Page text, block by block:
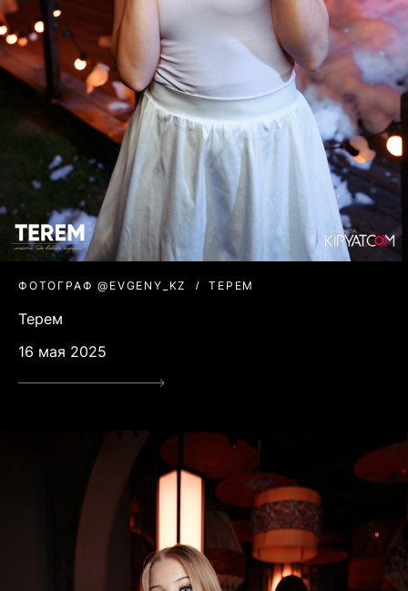
ФОТОГРАФ @EVGENY_KZ ТЕРЕМ
Терем
16 мая 2025